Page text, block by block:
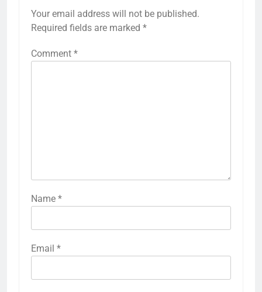
Your email address will not be published.
Required fields are marked *
Comment *
Name *
Email *